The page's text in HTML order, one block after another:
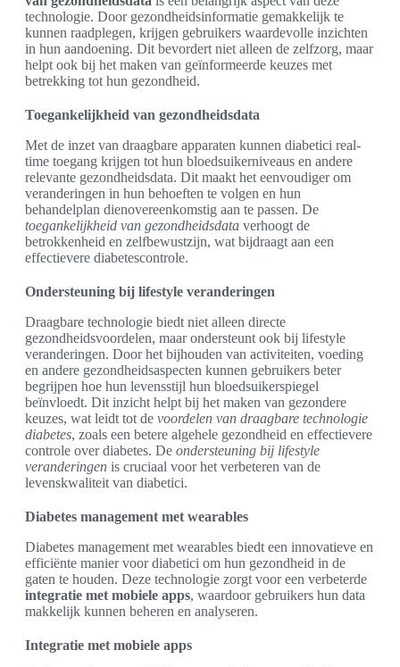
technologie. Door gezondheidsinformatie gemakkelijk te
kunnen raadplegen, krijgen gebruikers waardevolle inzichten
in hun aandoening. Dit bevordert niet alleen de zelfzorg, maar
helpt ook bij het maken van geïnformeerde keuzes met
betrekking tot hun gezondheid.
Toegankelijkheid van gezondheidsdata
Met de inzet van draagbare apparaten kunnen diabetici real-
time toegang krijgen tot hun bloedsuikerniveaus en andere
relevante gezondheidsdata. Dit maakt het eenvoudiger om
veranderingen in hun behoeften te volgen en hun
behandelplan dienovereenkomstig aan te passen. De
toegankelijkheid van gezondheidsdata verhoogt de
betrokkenheid en zelfbewustzijn, wat bijdraagt aan een
effectievere diabetescontrole.
Ondersteuning bij lifestyle veranderingen
Draagbare technologie biedt niet alleen directe
gezondheidsvoordelen, maar ondersteunt ook bij lifestyle
veranderingen. Door het bijhouden van activiteiten, voeding
en andere gezondheidsaspecten kunnen gebruikers beter
begrijpen hoe hun levensstijl hun bloedsuikerspiegel
beïnvloedt. Dit inzicht helpt bij het maken van gezondere
keuzes, wat leidt tot de voordelen van draagbare technologie
diabetes, zoals een betere algehele gezondheid en effectievere
controle over diabetes. De ondersteuning bij lifestyle
veranderingen is cruciaal voor het verbeteren van de
levenskwaliteit van diabetici.
Diabetes management met wearables
Diabetes management met wearables biedt een innovatieve en
efficiënte manier voor diabetici om hun gezondheid in de
gaten te houden. Deze technologie zorgt voor een verbeterde
integratie met mobiele apps, waardoor gebruikers hun data
makkelijk kunnen beheren en analyseren.
Integratie met mobiele apps